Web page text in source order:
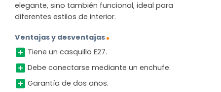
elegante, sino también funcional, ideal para
diferentes estilos de interior.
Ventajas y desventajas
Tiene un casquillo E27.
Debe conectarse mediante un enchufe.
Garantía de dos años.